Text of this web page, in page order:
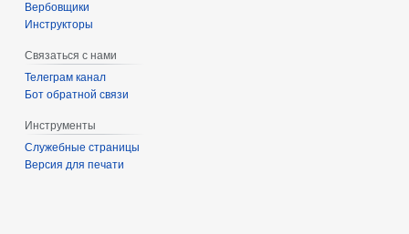
‏‎Вербовщики
Инструкторы
Связаться с нами
Телеграм канал
Бот обратной связи
Инструменты
Служебные страницы
Версия для печати